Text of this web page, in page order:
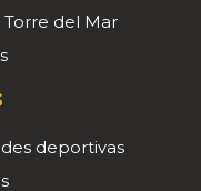
del Mar
deportivas